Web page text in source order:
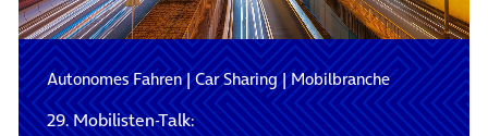
Autonomes Fahren|Car Sharing|Mobilbranche
29. Mobilisten-Talk: